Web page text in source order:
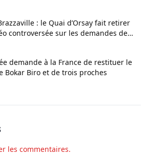
: le Quai d’Orsay fait retirer
controversée sur les demandes de
demande à la France de restituer le
Bokar Biro et de trois proches
les commentaires.